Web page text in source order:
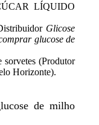
LÍQUIDO
Glicose
glucose de
(Produtor
Horizonte).
de milho